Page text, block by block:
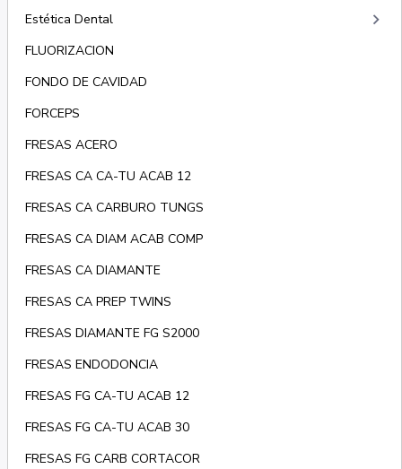
Estética Dental keyboard_arrow_right
FLUORIZACION
FONDO DE CAVIDAD
FORCEPS
FRESAS ACERO
FRESAS CA CA-TU ACAB 12
FRESAS CA CARBURO TUNGS
FRESAS CA DIAM ACAB COMP
FRESAS CA DIAMANTE
FRESAS CA PREP TWINS
FRESAS DIAMANTE FG S2000
FRESAS ENDODONCIA
FRESAS FG CA-TU ACAB 12
FRESAS FG CA-TU ACAB 30
FRESAS FG CARB CORTACOR